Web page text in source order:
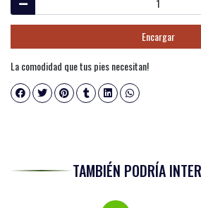
Encargar
La comodidad que tus pies necesitan!
TAMBIÉN PODRÍA